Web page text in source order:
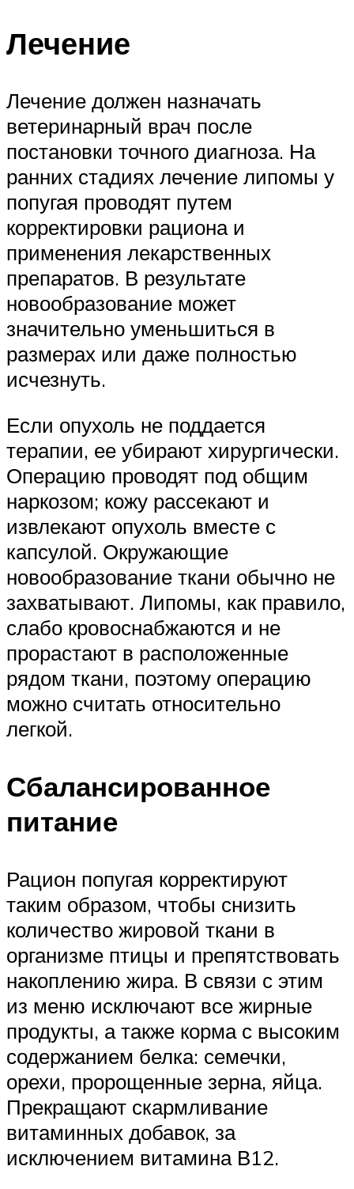
Лечение
Лечение должен назначать
ветеринарный врач после
постановки точного диагноза. На
ранних стадиях лечение липомы у
попугая проводят путем
корректировки рациона и
применения лекарственных
препаратов. В результате
новообразование может
значительно уменьшиться в
размерах или даже полностью
исчезнуть.
Если опухоль не поддается
терапии, ее убирают хирургически.
Операцию проводят под общим
наркозом; кожу рассекают и
извлекают опухоль вместе с
капсулой. Окружающие
новообразование ткани обычно не
захватывают. Липомы, как правило,
слабо кровоснабжаются и не
прорастают в расположенные
рядом ткани, поэтому операцию
можно считать относительно
легкой.
Сбалансированное
питание
Рацион попугая корректируют
таким образом, чтобы снизить
количество жировой ткани в
организме птицы и препятствовать
накоплению жира. В связи с этим
из меню исключают все жирные
продукты, а также корма с высоким
содержанием белка: семечки,
орехи, пророщенные зерна, яйца.
Прекращают скармливание
витаминных добавок, за
исключением витамина В12.